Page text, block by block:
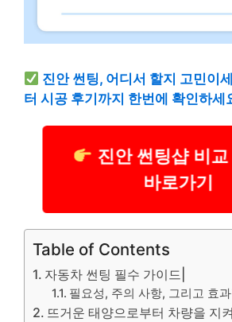
진안 썬팅, 어디서 할지 고민이
터 시공 후기까지 한번에 확인하세
진안 썬팅샵 비교
바로가기
Table of Contents
자동차 썬팅 필수 가이드|
필요성, 주의 사항, 그리고 효
뜨거운 태양으로부터 차량을 지